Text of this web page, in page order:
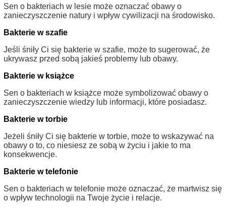
Sen o bakteriach w lesie może oznaczać obawy o
zanieczyszczenie natury i wpływ cywilizacji na środowisko.
Bakterie w szafie
Jeśli śniły Ci się bakterie w szafie, może to sugerować, że
ukrywasz przed sobą jakieś problemy lub obawy.
Bakterie w książce
Sen o bakteriach w książce może symbolizować obawy o
zanieczyszczenie wiedzy lub informacji, które posiadasz.
Bakterie w torbie
Jeżeli śniły Ci się bakterie w torbie, może to wskazywać na
obawy o to, co niesiesz ze sobą w życiu i jakie to ma
konsekwencje.
Bakterie w telefonie
Sen o bakteriach w telefonie może oznaczać, że martwisz się
o wpływ technologii na Twoje życie i relacje.